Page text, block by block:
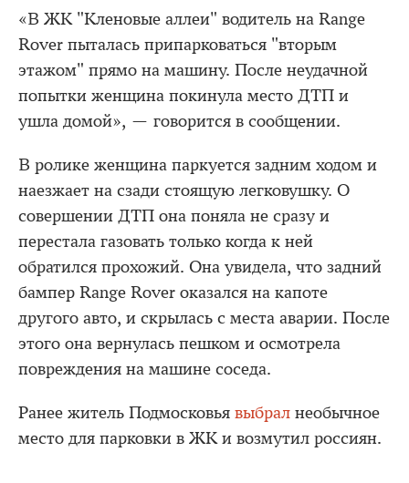
«В ЖК "Кленовые аллеи" водитель на Rangе
Rover пыталась припарковаться "вторым
этажом" прямо на машину. После неудачной
попытки женщина покинула место ДТП и
ушла домой», — говорится в сообщении.
В ролике женщина паркуется задним ходом и
наезжает на сзади стоящую легковушку. О
совершении ДТП она поняла не сразу и
перестала газовать только когда к ней
обратился прохожий. Она увидела, что задний
бампер Rangе Rover оказался на капоте
другого авто, и скрылась с места аварии. После
этого она вернулась пешком и осмотрела
повреждения на машине соседа.
Ранее житель Подмосковья выбрал необычное
место для парковки в ЖК и возмутил россиян.